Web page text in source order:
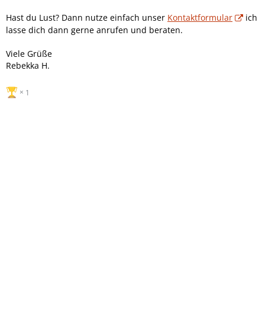
Hast du Lust? Dann nutze einfach unser Kontaktformular
ich
lasse dich dann gerne anrufen und beraten.
Viele Grüße
Rebekka H.
1